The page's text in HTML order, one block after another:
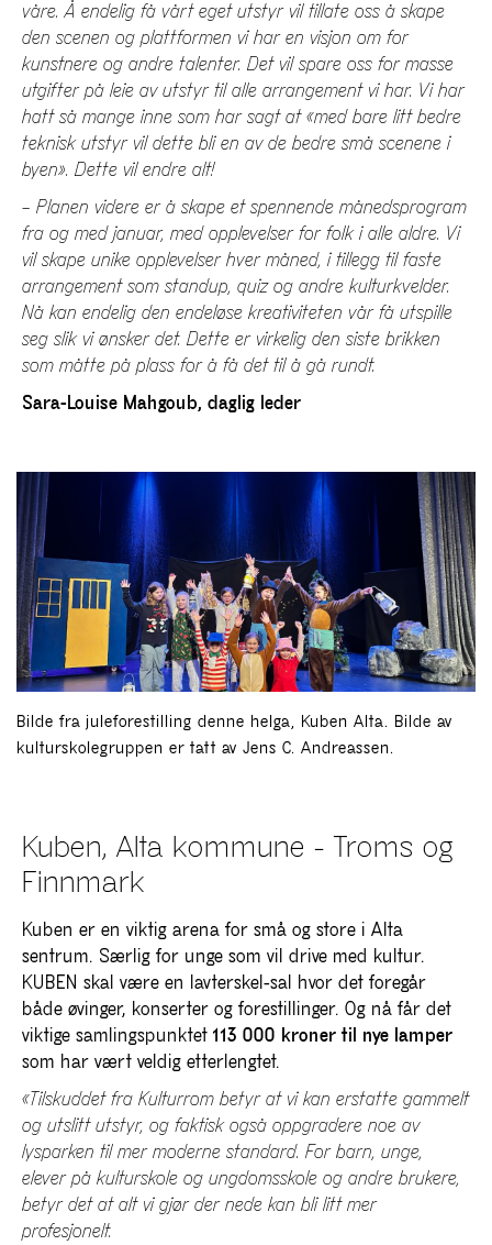
våre. Å endelig få vårt eget utstyr vil tillate oss å skape
den scenen og plattformen vi har en visjon om for
kunstnere og andre talenter. Det vil spare oss for masse
utgifter på leie av utstyr til alle arrangement vi har. Vi har
hatt så mange inne som har sagt at «med bare litt bedre
teknisk utstyr vil dette bli en av de bedre små scenene i
byen». Dette vil endre alt!
– Planen videre er å skape et spennende månedsprogram
fra og med januar, med opplevelser for folk i alle aldre. Vi
vil skape unike opplevelser hver måned, i tillegg til faste
arrangement som standup, quiz og andre kulturkvelder.
Nå kan endelig den endeløse kreativiteten vår få utspille
seg slik vi ønsker det. Dette er virkelig den siste brikken
som måtte på plass for å få det til å gå rundt.
Sara-Louise Mahgoub, daglig leder
Bilde fra juleforestilling denne helga, Kuben Alta. Bilde av
kulturskolegruppen er tatt av Jens C. Andreassen.
Kuben, Alta kommune - Troms og
Finnmark
Kuben er en viktig arena for små og store i Alta
sentrum. Særlig for unge som vil drive med kultur.
KUBEN skal være en lavterskel-sal hvor det foregår
både øvinger, konserter og forestillinger. Og nå får det
viktige samlingspunktet 113 000 kroner til nye lamper
som har vært veldig etterlengtet.
«Tilskuddet fra Kulturrom betyr at vi kan erstatte gammelt
og utslitt utstyr, og faktisk også oppgradere noe av
lysparken til mer moderne standard. For barn, unge,
elever på kulturskole og ungdomsskole og andre brukere,
betyr det at alt vi gjør der nede kan bli litt mer
profesjonelt.